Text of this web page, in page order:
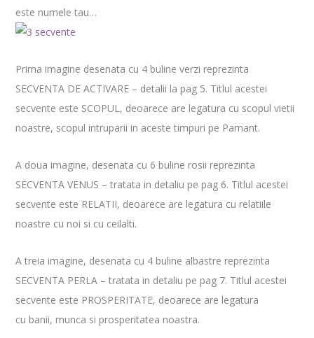
este numele tau…
Prima imagine desenata cu 4 buline verzi reprezinta
SECVENTA DE ACTIVARE – detalii la pag 5. Titlul acestei
secvente este SCOPUL, deoarece are legatura cu scopul vietii
noastre, scopul intruparii in aceste timpuri pe Pamant.
A doua imagine, desenata cu 6 buline rosii reprezinta
SECVENTA VENUS – tratata in detaliu pe pag 6. Titlul acestei
secvente este RELATII, deoarece are legatura cu relatiile
noastre cu noi si cu ceilalti.
A treia imagine, desenata cu 4 buline albastre reprezinta
SECVENTA PERLA – tratata in detaliu pe pag 7. Titlul acestei
secvente este PROSPERITATE, deoarece are legatura
cu banii, munca si prosperitatea noastra.